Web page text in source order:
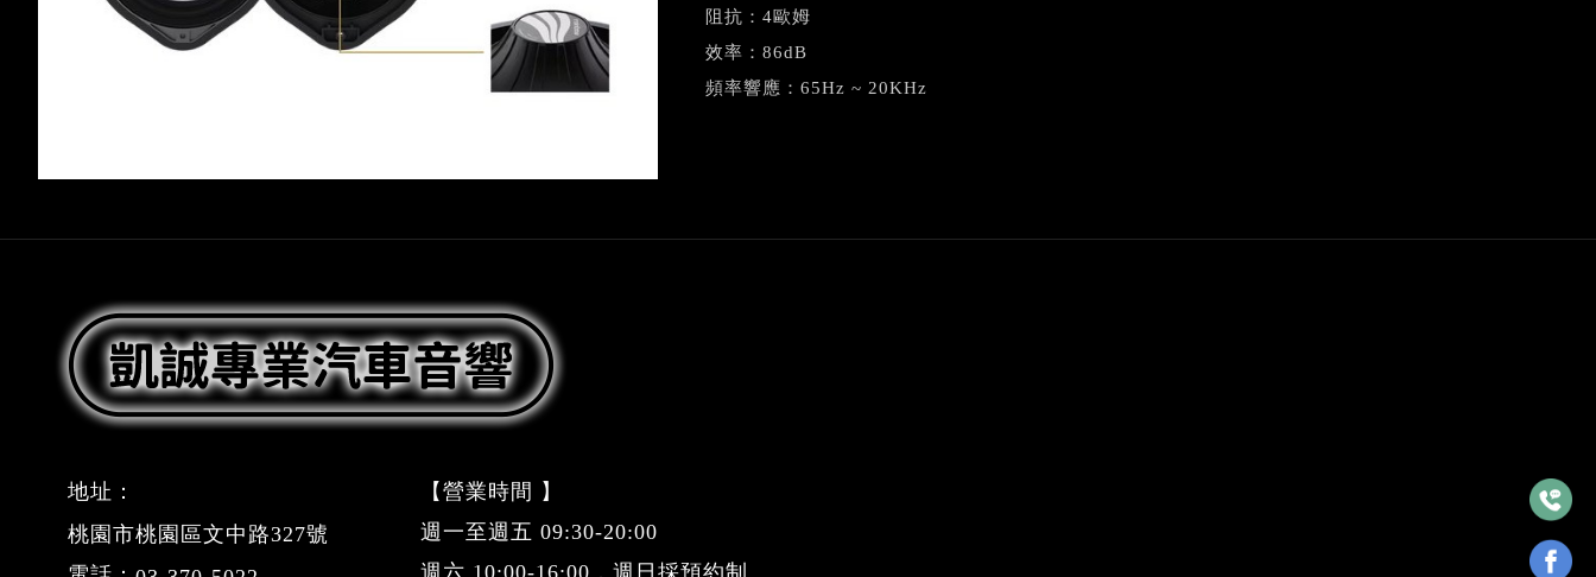
阻抗：4歐姆
效率：86dB
頻率響應：65Hz ~ 20KHz
地址：
桃園市桃園區文中路327號
【營業時間 】
週一至週五 09:30-20:00
週六 10:00-16:00，週日採預約制